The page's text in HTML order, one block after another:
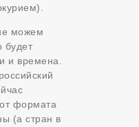
можем
будет
и времена.
формата
(а стран в